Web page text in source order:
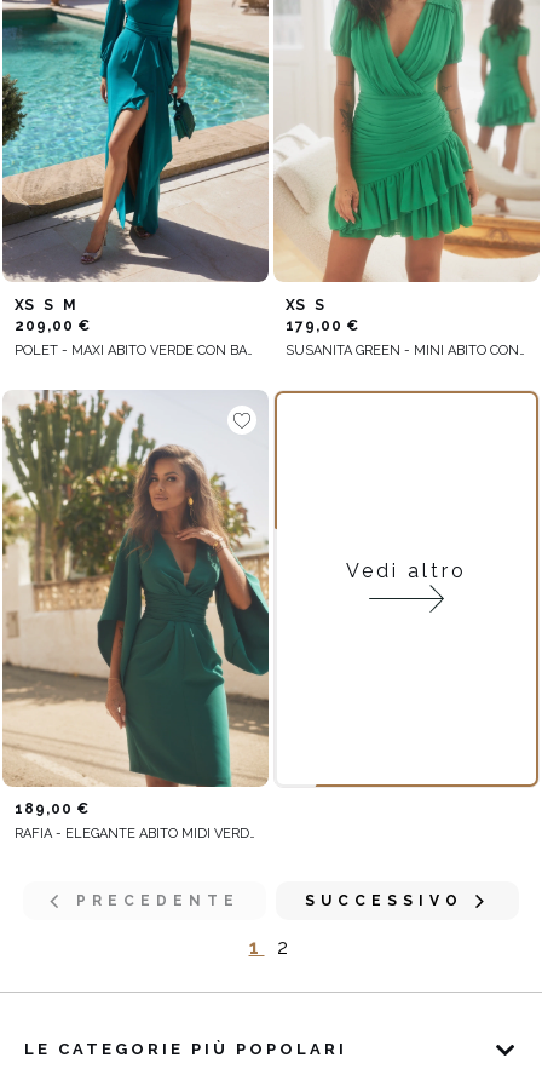
XS S
M
209,00 €
POLET - MAXI ABITO VERDE CON BALZE
XS S
179,00 €
SUSANITA GREEN - MINI ABITO CON VOLANT E BUFFETTERIA
189,00 €
Vedi altro
PRECEDENTE
1 2
SUCCESSIVO
LE CATEGORIE PIÙ POPOLARI